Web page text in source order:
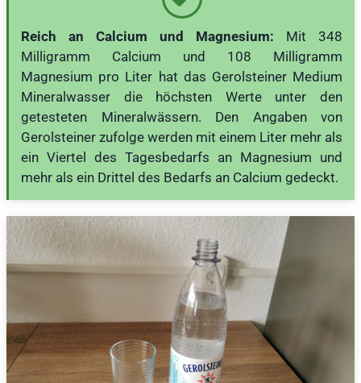
Reich an Calcium und Magnesium: Mit 348
Milligramm Calcium und 108 Milligramm
Magnesium pro Liter hat das Gerolsteiner Medium
Mineralwasser die höchsten Werte unter den
getesteten Mineralwässern. Den Angaben von
Gerolsteiner zufolge werden mit einem Liter mehr als
ein Viertel des Tagesbedarfs an Magnesium und
mehr als ein Drittel des Bedarfs an Calcium gedeckt.